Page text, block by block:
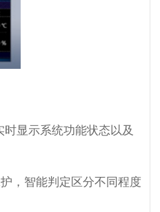
时显示系统功能状态以及
，智能判定区分不同程度